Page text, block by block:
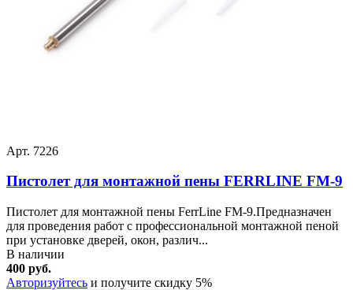
Арт. 7226
Пистолет для монтажной пены FERRLINE FM-9
Пистолет для монтажной пены FerrLine FM-9.Предназначен
для проведения работ с профессиональной монтажной пеной
при установке дверей, окон, различ...
В наличии
400 руб.
Авторизуйтесь и получите скидку 5%